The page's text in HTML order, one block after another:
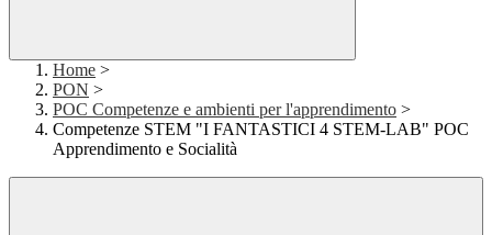
Home >
PON >
POC Competenze e ambienti per l'apprendimento >
Competenze STEM "I FANTASTICI 4 STEM-LAB" POC
Apprendimento e Socialità